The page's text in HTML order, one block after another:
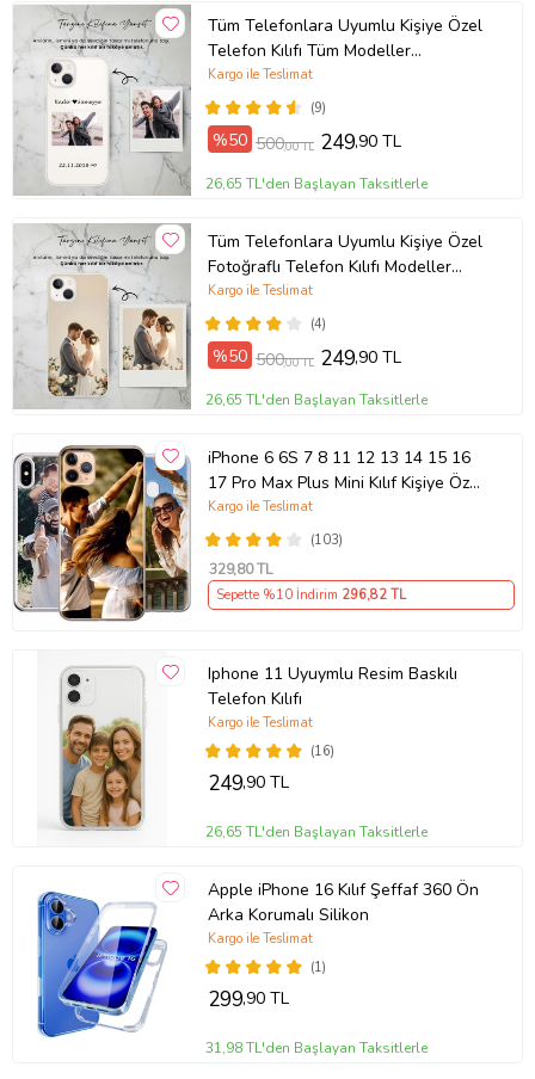
Tüm Telefonlara Uyumlu Kişiye Özel
Telefon Kılıfı Tüm Modeller
Açıklamada
(9)
Kargo ile Teslimat
%50 500,00 TL 249,90 TL
26,65 TL'den Başlayan Taksitlerle
Tüm Telefonlara Uyumlu Kişiye Özel
Fotoğraflı Telefon Kılıfı Modeller
Açıklamada
(4)
Kargo ile Teslimat
%50 500,00 TL 249,90 TL
26,65 TL'den Başlayan Taksitlerle
iPhone 6 6S 7 8 11 12 13 14 15 16
17 Pro Max Plus Mini Kılıf Kişiye Özel
Resimli Fotoğraflı Silikon
(103)
Kargo ile Teslimat
329,80 TL
Sepette %10 İndirim 296,82 TL
Iphone 11 Uyuymlu Resim Baskılı
Telefon Kılıfı
(16)
Kargo ile Teslimat
249,90 TL
26,65 TL'den Başlayan Taksitlerle
Apple iPhone 16 Kılıf Şeffaf 360 Ön
Arka Korumalı Silikon
(1)
Kargo ile Teslimat
299,90 TL
31,98 TL'den Başlayan Taksitlerle